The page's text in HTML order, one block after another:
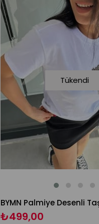
Tükendi
BYMN Palmiye Desenli
₺499,00